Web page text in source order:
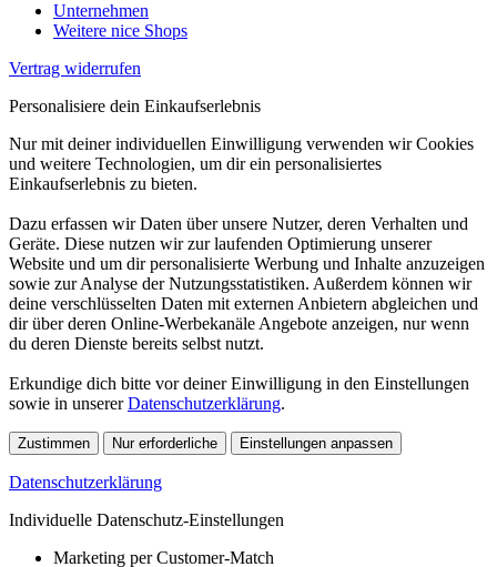
Unternehmen
Weitere nice Shops
Vertrag widerrufen
Personalisiere dein Einkaufserlebnis
Nur mit deiner individuellen Einwilligung verwenden wir Cookies
und weitere Technologien, um dir ein personalisiertes
Einkaufserlebnis zu bieten.
Dazu erfassen wir Daten über unsere Nutzer, deren Verhalten und
Geräte. Diese nutzen wir zur laufenden Optimierung unserer
Website und um dir personalisierte Werbung und Inhalte anzuzeigen
sowie zur Analyse der Nutzungsstatistiken. Außerdem können wir
deine verschlüsselten Daten mit externen Anbietern abgleichen und
dir über deren Online-Werbekanäle Angebote anzeigen, nur wenn
du deren Dienste bereits selbst nutzt.
Erkundige dich bitte vor deiner Einwilligung in den Einstellungen
sowie in unsererDatenschutzerklärung.
Zustimmen Nur erforderliche Einstellungen anpassen
Datenschutzerklärung
Individuelle Datenschutz-Einstellungen
Marketing per Customer-Match